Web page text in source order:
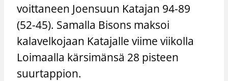
voittaneen Joensuun Katajan 94-89
(52-45). Samalla Bisons maksoi
kalavelkojaan Katajalle viime viikolla
Loimaalla kärsimänsä 28 pisteen
suurtappion.